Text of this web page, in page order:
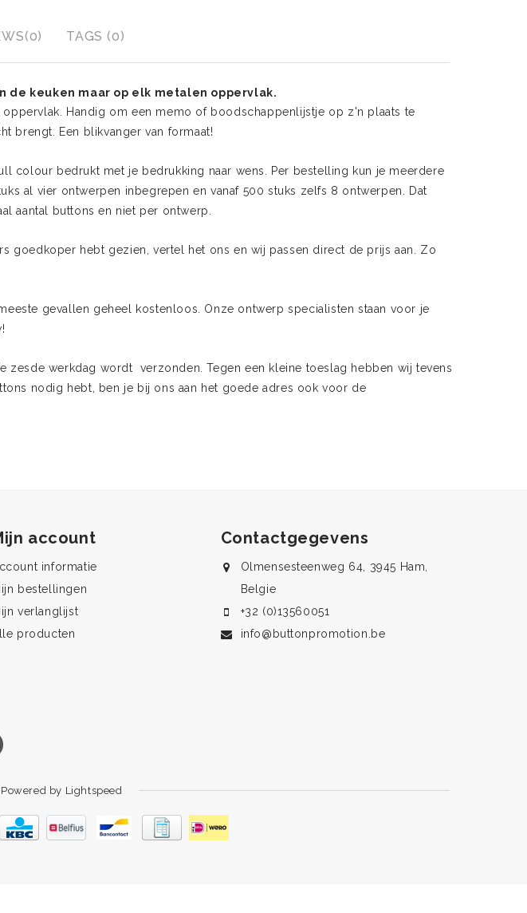
TAGS (0)
keuken maar op elk metalen oppervlak.
Handig om een memo of boodschappenlijstje op z'n plaats te
brengt. Een blikvanger van formaat!
colour bedrukt met je bedrukking naar wens. Per bestelling kun je meerdere
al vier ontwerpen inbegrepen en vanaf 500 stuks zelfs 8 ontwerpen. Dat
aantal buttons en niet per ontwerp.
goedkoper hebt gezien, vertel het ons en wij passen direct de prijs aan. Zo
gevallen geheel kostenloos. Onze ontwerp specialisten staan voor je
zesde werkdag wordt verzonden. Tegen een kleine toeslag hebben wij tevens
nodig hebt, ben je bij ons aan het goede adres ook voor de
account
informatie
bestellingen
verlanglijst
producten
Contactgegevens
Olmensesteenweg 64, 3945 Ham,
Belgie
+32 (0)13560051
info@buttonpromotion.be
Powered by Lightspeed